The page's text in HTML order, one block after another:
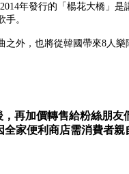
年發行的「楊花大橋」
。
外，也將從韓國帶來8人
再加價轉售給粉絲朋
家便利商店需消費者